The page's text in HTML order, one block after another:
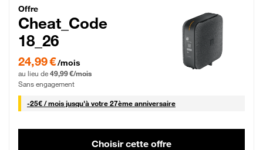
Cheat_Code Fibre_18_26
Offre
Cheat_Code
18_26
24,99 € par mois pendant 0 mois puis 49,99 € par mois, Sans engagement
24,99 €/mois
au lieu de 49,99 €/mois
Sans engagement
-25€ / mois25 € par mois
jusqu'à votre 27ème anniversaire
Choisir cette offre